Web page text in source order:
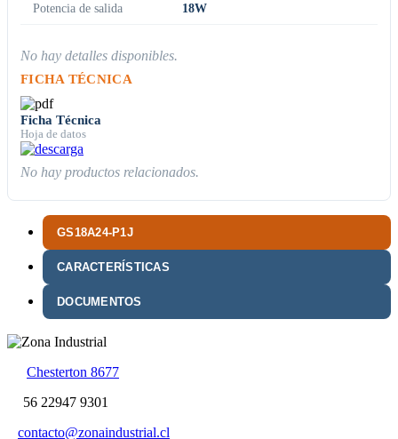
GS18A24-P1J
CARACTERÍSTICAS
DOCUMENTOS
Potencia de salida 18W
No hay detalles disponibles.
FICHA TÉCNICA
Ficha Técnica
Hoja de datos
No hay productos relacionados.
Chesterton 8677
56 22947 9301
contacto@zonaindustrial.cl